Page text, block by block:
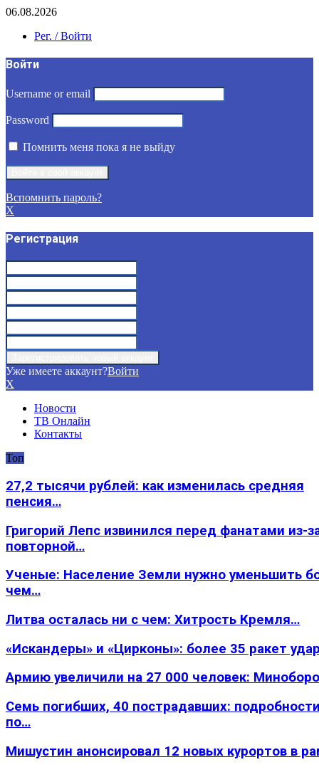
06.08.2026
Рег. / Войти
Войти
Username or email
Password
Помнить меня пока я не выйду
Вспомнить пароль?
X
Регистрация
Уже имеете аккаунт?Войти
X
Новости
ТВ Онлайн
Контакты
Топ
27,2 тысячи рублей: как изменилась средняя
пенсия…
Григорий Лепс извинился перед фанатами из-
повторной…
Ученые: Население Земли нужно уменьшить
чем…
Литва осталась ни с чем: Хитрость Кремля…
«Искандеры» и «Цирконы»: более 35 ракет
Армию увеличили на 27 000 человек:
Семь погибших, 40 пострадавших:
по…
Мишустин анонсировал 12 новых курортов в